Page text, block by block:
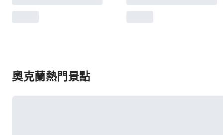
奧克蘭熱門景點